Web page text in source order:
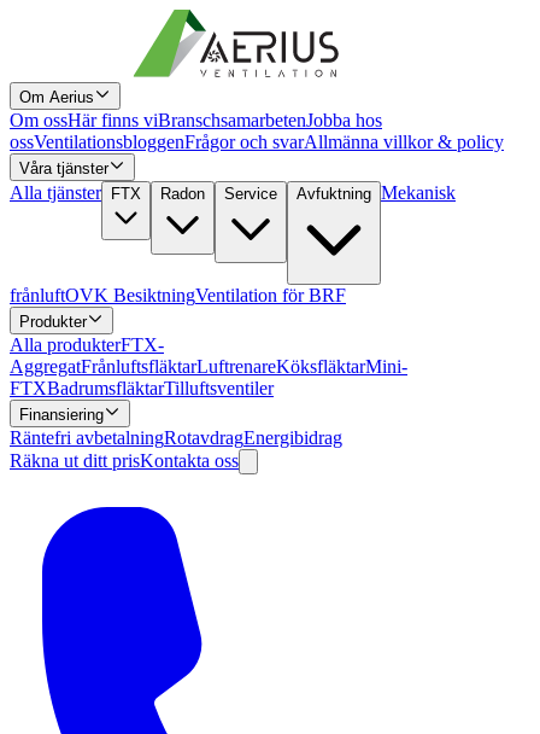
Om Aerius
Om ossHär finns viBranschsamarbetenJobba hos
ossVentilationsbloggenFrågor och svarAllmänna villkor & policy
Våra tjänster
Alla tjänster FTX Radon Service Avfuktning Mekanisk
frånluftOVK BesiktningVentilation för BRF
Produkter
Alla produkterFTX-
AggregatFrånluftsfläktarLuftrenareKöksfläktarMini-
FTXBadrumsfläktarTilluftsventiler
Finansiering
Räntefri avbetalningRotavdragEnergibidrag
Räkna ut ditt prisKontakta oss